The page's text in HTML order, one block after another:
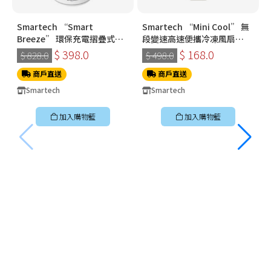
Smartech “Smart
Breeze” 環保充電摺疊式伸
縮搖擺風扇 SF8918
$ 828.0 $ 398.0
商戶直送
Smartech
加入購物籃
Smartech “Mini Cool” 無
段變速高速便攜冷凍風扇
SG3718
$ 498.0 $ 168.0
商戶直送
Smartech
加入購物籃